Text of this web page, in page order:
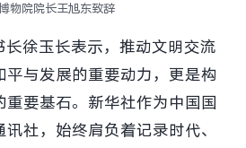
物院院长王旭东致辞
长徐玉长表示，推动文明交流
平与发展的重要动力，更是构
重要基石。新华社作为中国国
社，始终肩负着记录时代、